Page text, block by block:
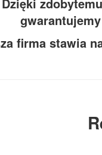
firma stawia